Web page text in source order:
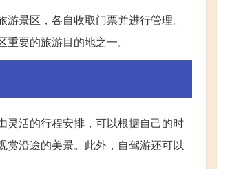
景区，各自收取门票并进行管理。
要的旅游目的地之一。
灵活的行程安排，可以根据自己的时
赏沿途的美景。此外，自驾游还可以